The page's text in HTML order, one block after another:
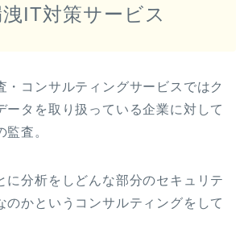
IT対策サービス
・コンサルティングサービスではク
ータを取り扱っている企業に対して
査。
に分析をしどんな部分のセキュリテ
のかというコンサルティングをして